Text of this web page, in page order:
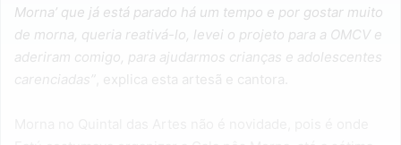
Morna’ que já está parado há um tempo e por gostar muito
de morna, queria reativá-lo, levei o projeto para a OMCV e
aderiram comigo, para ajudarmos crianças e adolescentes
carenciadas”
, explica esta artesã e cantora.